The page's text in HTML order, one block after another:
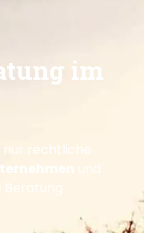
im
nur rechtliche
und
Beratung